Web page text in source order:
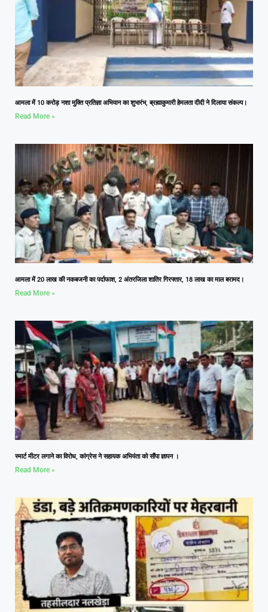
आमला में 10 करोड़ नशा मुक्ति प्रतिज्ञा अभियान का शुभारंभ, ब्रह्माकुमारी हेमलता दीदी ने दिलाया संकल्प।
Read More »
आमला में 20 लाख की नकबजनी का पर्दाफाश, 2 अंतरजिला शातिर गिरफ्तार, 18 लाख का माल बरामद।
Read More »
स्मार्ट मीटर लगाने का विरोध, कांग्रेस ने सहायक अभियंता को सौंपा ज्ञापन ।
Read More »